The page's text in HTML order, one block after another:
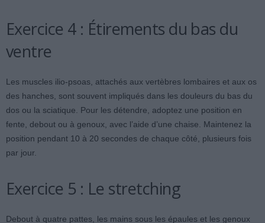
Exercice 4 : Étirements du bas du
ventre
Les muscles ilio-psoas, attachés aux vertèbres lombaires et aux os
des hanches, sont souvent impliqués dans les douleurs du bas du
dos ou la sciatique. Pour les détendre, adoptez une position en
fente, debout ou à genoux, avec l’aide d’une chaise. Maintenez la
position pendant 10 à 20 secondes de chaque côté, plusieurs fois
par jour.
Exercice 5 : Le stretching
Debout à quatre pattes, les mains sous les épaules et les genoux